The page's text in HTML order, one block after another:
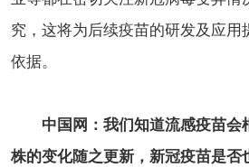
究，这将为后续疫苗的研发及应用
依据。
中国网：我们知道流感疫苗会
株的变化随之更新，新冠疫苗是否